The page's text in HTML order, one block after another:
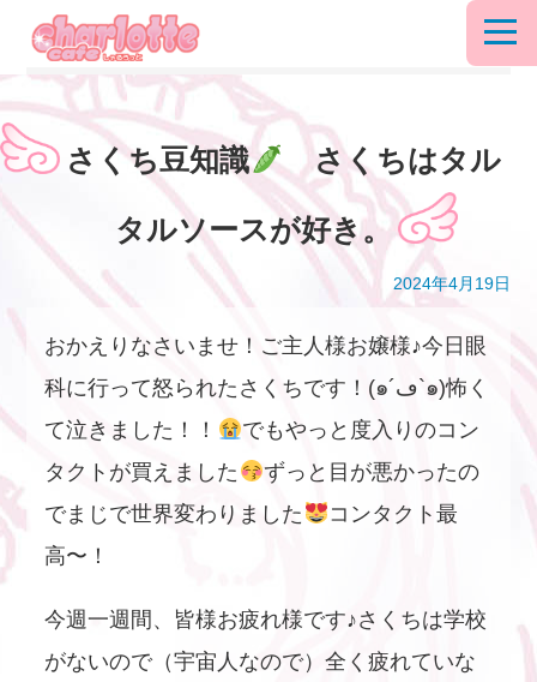
さくち豆知識 さくちはタル
タルソースが好き。
2024年4月19日
おかえりなさいませ！ご主人様お嬢様♪今日眼
科に行って怒られたさくちです！(๑´ڡ`๑)怖く
て泣きました！！
でもやっと度入りのコン
タクトが買えました
ずっと目が悪かったの
でまじで世界変わりました
コンタクト最
高〜！
今週一週間、皆様お疲れ様です♪さくちは学校
がないので（宇宙人なので）全く疲れていな